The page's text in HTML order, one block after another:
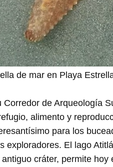
de mar en Playa
Corredor de Arqueología
alimento y
para los
exploradores. El lago
cráter, permite